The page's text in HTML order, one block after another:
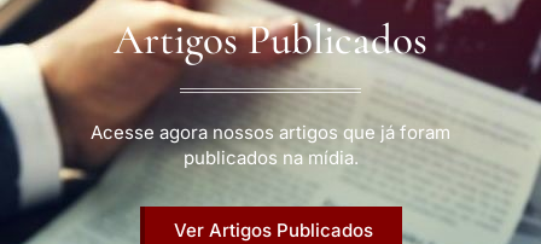
Artigos Publicados
Acesse agora nossos artigos que já foram
publicados na mídia.
Ver Artigos Publicados